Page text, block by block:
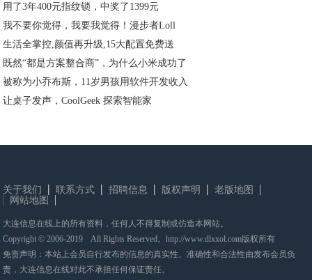
用了3年400元指纹锁，中奖了1399元
我不要你觉得，我要我觉得！漫步者Loll
生活全掌控,颜值再升级,15大配置免费送
既然“都是方案整合商”，为什么小米成功了
被称为小乔布斯，11岁男孩用软件开发收入
让桌子发声，CoolGeek 探索智能家
关于我们 联系方式 招聘信息 版权声明
老版地图
网站地图
大连信息在线上的所有资料，任何人不得复制或仿造本网站。
Copyright © 2006-2019 All Rights Reserved。http://www.dlxxol.com版权所有
免责声明：本站上会员自行发布的信息的真实性、准确性和合法性由发布会员负
责，大连信息在线对此不承担任何保证责任。